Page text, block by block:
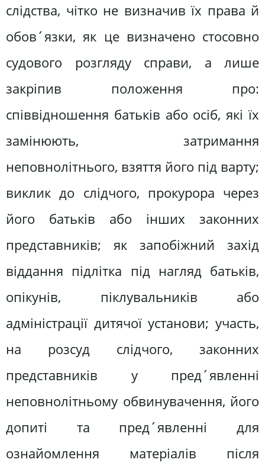
слідства, чітко не визначив їх права й
обов´язки, як це визначено стосовно
судового розгляду справи, а лише
закріпив положення про:
співвідношення батьків або осіб, які їх
замінюють, затримання
неповнолітнього, взяття його під варту;
виклик до слідчого, прокурора через
його батьків або інших законних
представників; як запобіжний захід
віддання підлітка під нагляд батьків,
опікунів, піклувальників або
адміністрації дитячої установи; участь,
на розсуд слідчого, законних
представників у пред´явленні
неповнолітньому обвинувачення, його
допиті та пред´явленні для
ознайомлення матеріалів після